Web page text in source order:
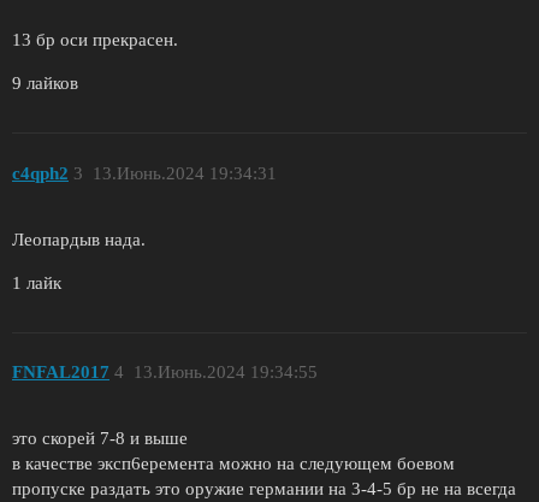
13 бр оси прекрасен.
9 лайков
c4qph2 13.Июнь.2024 19:34:31
3
Леопардыв нада.
1 лайк
FNFAL2017 13.Июнь.2024 19:34:55
4
это скорей 7-8 и выше
в качестве эксп6еремента можно на следующем боевом
пропуске раздать это оружие германии на 3-4-5 бр не на всегда